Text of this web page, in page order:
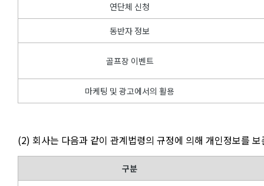
연단체 신청
동반자 정보
골프장 이벤트
마케팅 및 광고에서의 활용
(2) 회사는 다음과 같이 관계법령의 규정에 의해 개인정보를
구분